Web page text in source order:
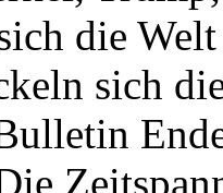
die
sich